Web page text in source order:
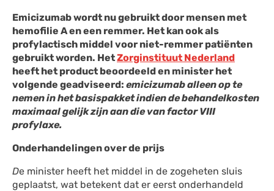
Emicizumab wordt nu gebruikt door mensen met
hemofilie A en een remmer. Het kan ook als
profylactisch middel voor niet-remmer patiënten
gebruikt worden. HetZorginstituut Nederland
heeft het product beoordeeld en minister het
volgende geadviseerd: emicizumab alleen op te
nemen in het basispakket indien de behandelkosten
maximaal gelijk zijn aan die van factor VIII
profylaxe.
Onderhandelingen over de prijs
De minister heeft het middel in de zogeheten sluis
geplaatst, wat betekent dat er eerst onderhandeld